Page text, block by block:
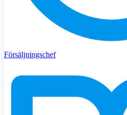
Försäljningschef